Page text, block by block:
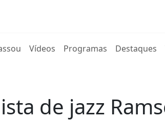
Vídeos Programas Destaques
de jazz